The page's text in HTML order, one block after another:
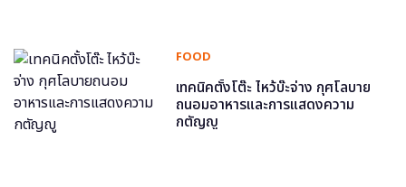
FOOD
เทคนิคตั้งโต๊ะ ไหว้บ๊ะจ่าง กุศโลบาย
ถนอมอาหารและการแสดงความ
กตัญญู